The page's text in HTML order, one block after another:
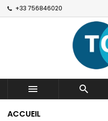
+33 756846020
 
ACCUEIL